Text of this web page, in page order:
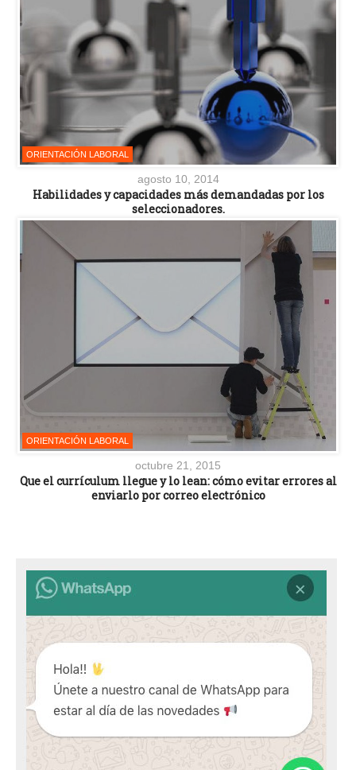
ORIENTACIÓN LABORAL
agosto 10, 2014
Habilidades y capacidades más demandadas por los
seleccionadores.
ORIENTACIÓN LABORAL
octubre 21, 2015
Que el currículum llegue y lo lean: cómo evitar errores al
enviarlo por correo electrónico